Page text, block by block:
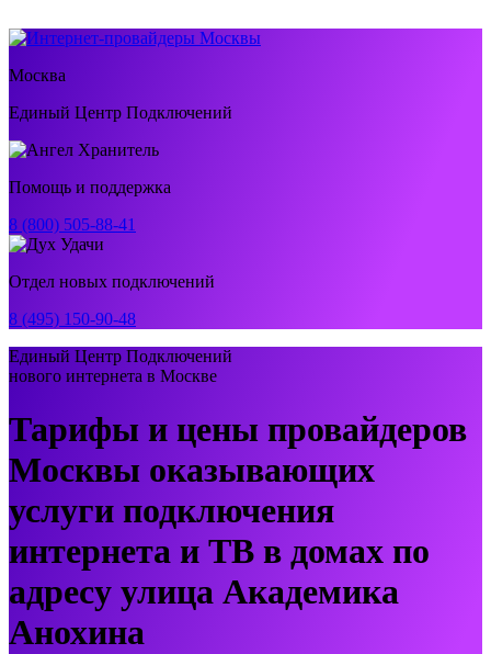
Москва
Единый Центр Подключений
Помощь и поддержка
8 (800) 505-88-41
Отдел новых подключений
8 (495) 150-90-48
Единый Центр Подключений
нового интернета в Москве
Тарифы и цены провайдеров
Москвы оказывающих
услуги подключения
интернета и ТВ в домах по
адресу улица Академика
Анохина